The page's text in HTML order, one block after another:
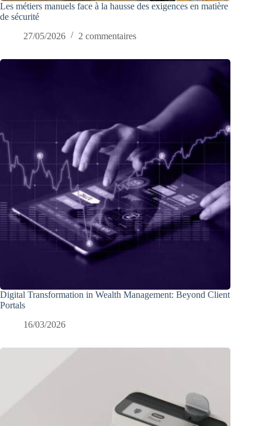
Les métiers manuels face à la hausse des exigences en matière
de sécurité
27/05/2026
2 commentaires
Digital Transformation in Wealth Management: Beyond Client
Portals
16/03/2026